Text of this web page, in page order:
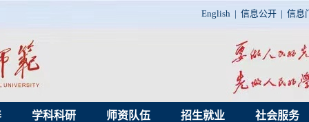
English | 信息公开 | 信息
学科科研 师资队伍 招生就业 社会服务